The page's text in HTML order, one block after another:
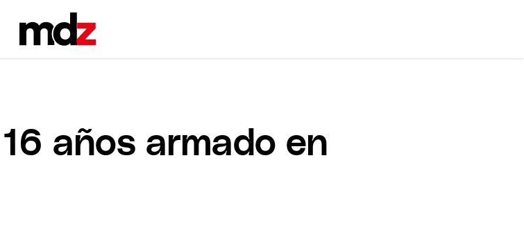
años armado en